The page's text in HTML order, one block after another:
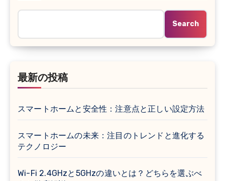
Search
最新の投稿
スマートホームと安全性：注意点と正しい設定方法
スマートホームの未来：注目のトレンドと進化する
テクノロジー
Wi-Fi 2.4GHzと5GHzの違いとは？どちらを選ぶべ